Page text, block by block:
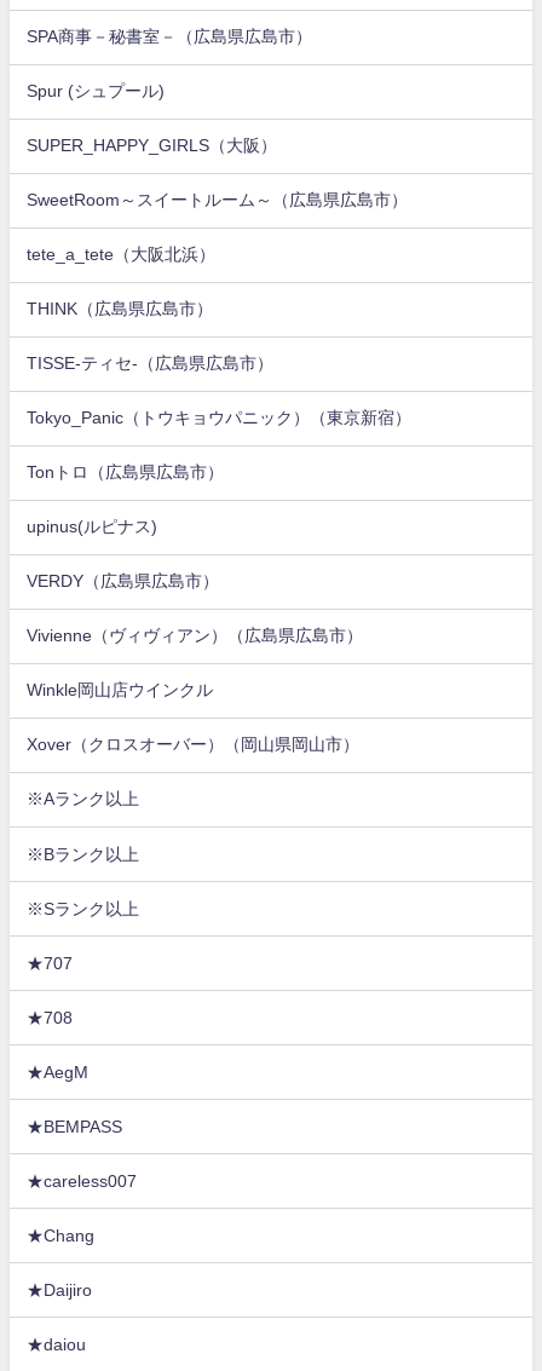
SPA商事－秘書室－（広島県広島市）
Spur (シュプール)
SUPER_HAPPY_GIRLS（大阪）
SweetRoom～スイートルーム～（広島県広島市）
tete_a_tete（大阪北浜）
THINK（広島県広島市）
TISSE-ティセ-（広島県広島市）
Tokyo_Panic（トウキョウパニック）（東京新宿）
Tonトロ（広島県広島市）
upinus(ルピナス)
VERDY（広島県広島市）
Vivienne（ヴィヴィアン）（広島県広島市）
Winkle岡山店ウインクル
Xover（クロスオーバー）（岡山県岡山市）
※Aランク以上
※Bランク以上
※Sランク以上
★707
★708
★AegM
★BEMPASS
★careless007
★Chang
★Daijiro
★daiou